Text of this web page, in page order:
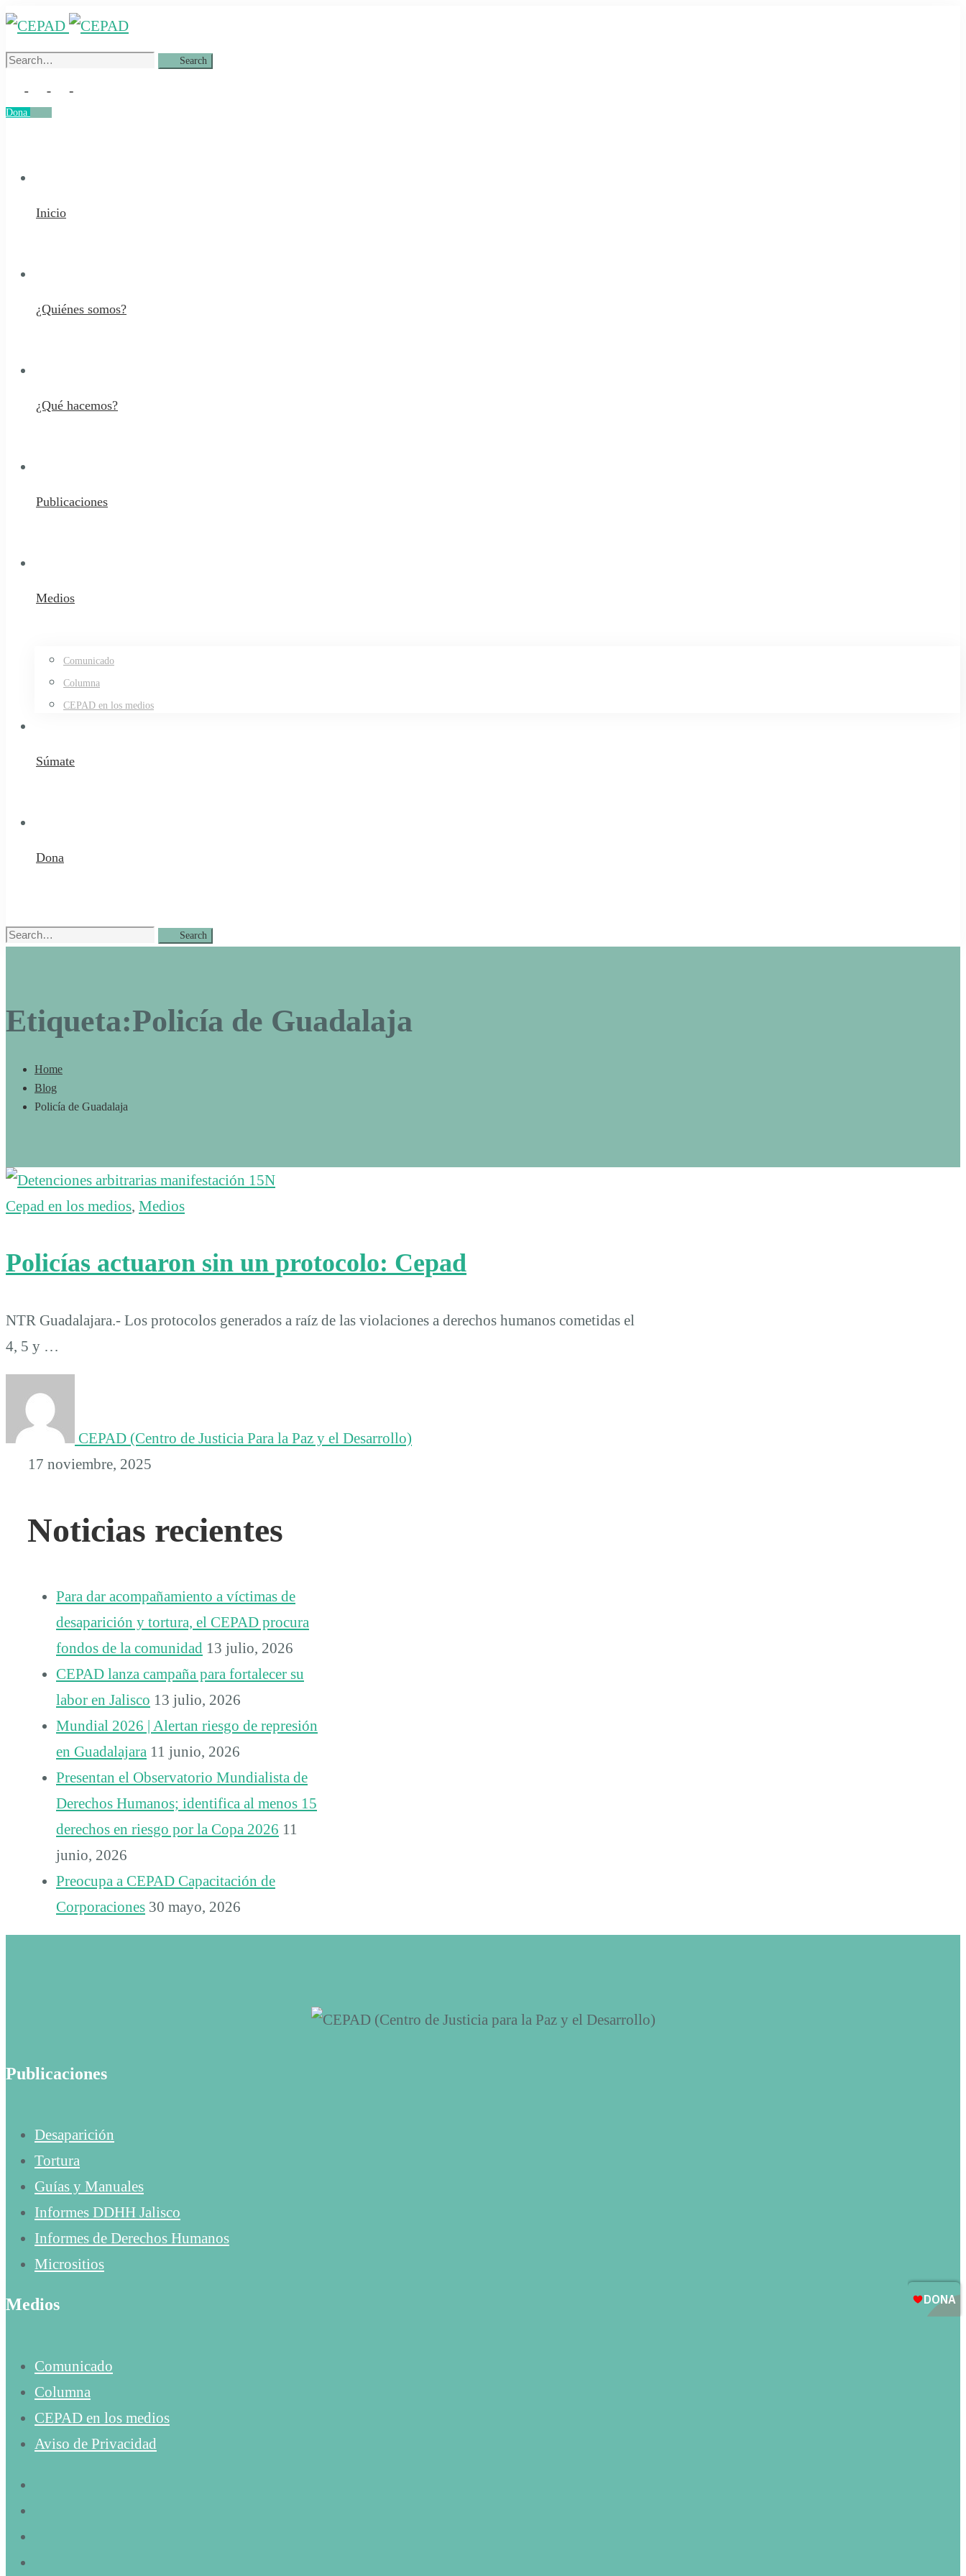
Search
Search
Dona
Inicio
¿Quiénes somos?
¿Qué hacemos?
Publicaciones
Medios
Comunicado
Columna
CEPAD en los medios
Súmate
Dona
Search
Search
Etiqueta:Policía de Guadalaja
Home
Blog
Policía de Guadalaja
Cepad en los medios, Medios
Policías actuaron sin un protocolo: Cepad
NTR Guadalajara.- Los protocolos generados a raíz de las violaciones a derechos humanos cometidas el
4, 5 y …
CEPAD (Centro de Justicia Para la Paz y el Desarrollo)
17 noviembre, 2025
Noticias recientes
Para dar acompañamiento a víctimas de
desaparición y tortura, el CEPAD procura
fondos de la comunidad 13 julio, 2026
CEPAD lanza campaña para fortalecer su
labor en Jalisco 13 julio, 2026
Mundial 2026 | Alertan riesgo de represión
en Guadalajara 11 junio, 2026
Presentan el Observatorio Mundialista de
Derechos Humanos; identifica al menos 15
derechos en riesgo por la Copa 2026 11
junio, 2026
Preocupa a CEPAD Capacitación de
Corporaciones 30 mayo, 2026
Publicaciones
Desaparición
Tortura
Guías y Manuales
Informes DDHH Jalisco
Informes de Derechos Humanos
Micrositios
Medios
Comunicado
Columna
CEPAD en los medios
Aviso de Privacidad